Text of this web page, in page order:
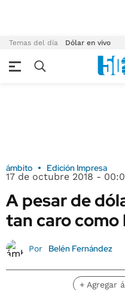
Temas del día Dólar en vivo
ámbito Edición Impresa
17 de octubre 2018 -
A pesar de
tan caro
Por Belén Fernández
+ Agregar